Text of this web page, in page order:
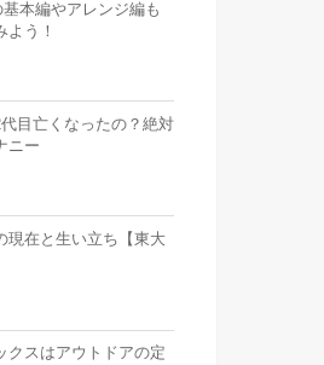
本編やアレンジ編も
う！
目亡くなったの？絶対
ニー
現在と生い立ち【東大
クスはアウトドアの定